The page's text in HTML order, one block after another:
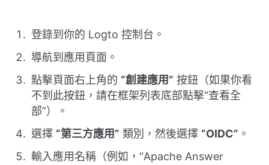
登錄到你的 Logto 控制台。
導航到應用頁面。
點擊頁面右上角的 “創建應用” 按鈕（如果你看
不到此按鈕，請在框架列表底部點擊“查看全
部”）。
選擇 “第三方應用” 類別，然後選擇 “OIDC” 。
輸入應用名稱（例如，“Apache Answer